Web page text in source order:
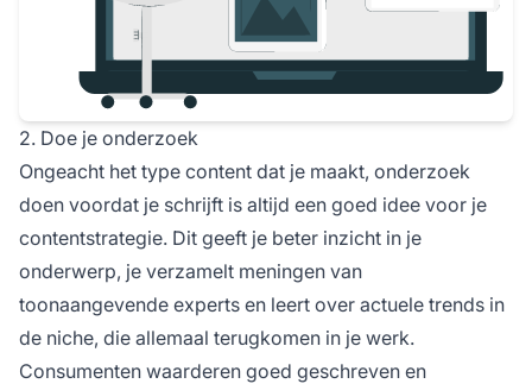
2. Doe je onderzoek
Ongeacht het type content dat je maakt, onderzoek
doen voordat je schrijft is altijd een goed idee voor je
contentstrategie. Dit geeft je beter inzicht in je
onderwerp, je verzamelt meningen van
toonaangevende experts en leert over actuele trends in
de niche, die allemaal terugkomen in je werk.
Consumenten waarderen goed geschreven en